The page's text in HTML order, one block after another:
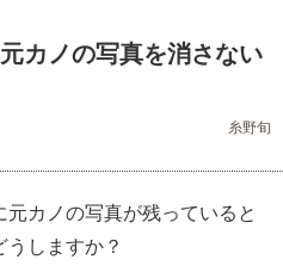
カノの写真を消さない
糸野旬
カノの写真が残っていると
しますか？